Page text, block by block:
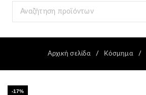
Αρχική σελίδα / Κόσμημα /
-17%